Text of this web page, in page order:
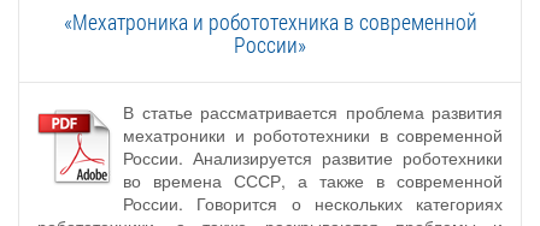
«Мехатроника и робототехника в современной
России»
В статье рассматривается проблема развития
мехатроники и робототехники в современной
России. Анализируется развитие роботехники
во времена СССР, а также в современной
России. Говорится о нескольких категориях